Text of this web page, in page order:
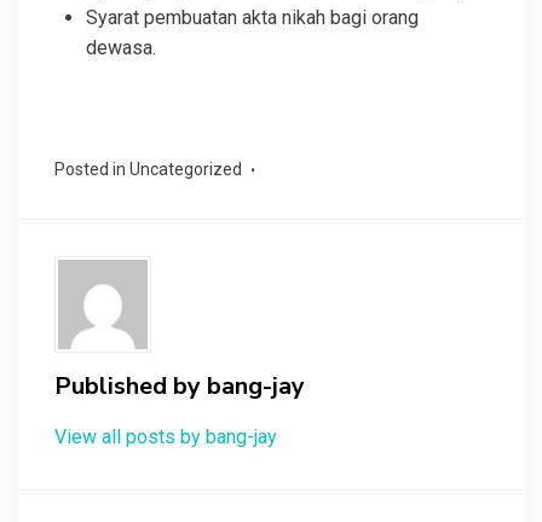
Syarat pembuatan akta nikah bagi orang
dewasa.
Posted in Uncategorized
Published by bang-jay
View all posts by bang-jay